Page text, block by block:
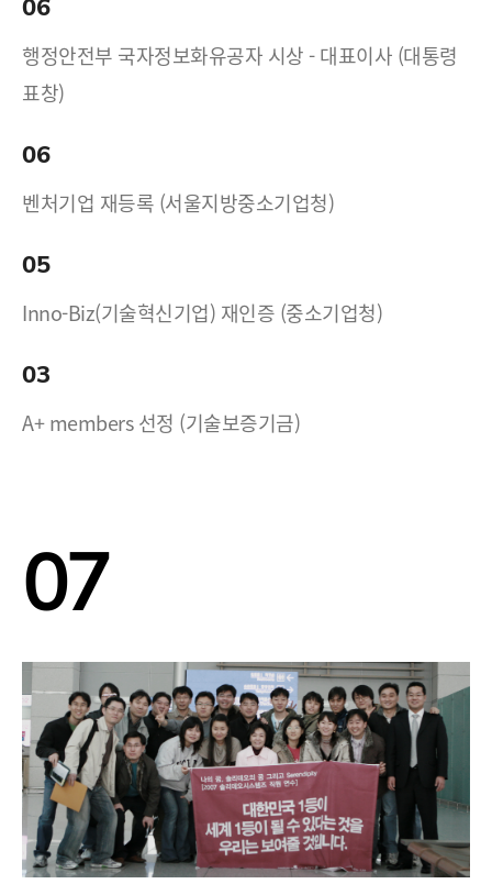
06
행정안전부 국자정보화유공자 시상 - 대표이사 (대통령
표창)
06
벤처기업 재등록 (서울지방중소기업청)
05
Inno-Biz(기술혁신기업) 재인증 (중소기업청)
03
A+ members 선정 (기술보증기금)
07